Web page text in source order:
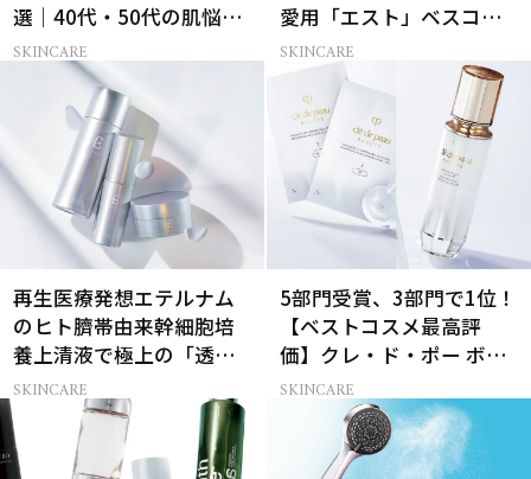
選｜40代・50代の肌悩み
別まとめ
SKINCARE
愛用「エスト」ベスコス
受賞コスメ
SKINCARE
再生医療発想エテルナム
のヒト臍帯由来幹細胞培
養上清液で極上の「透明
感ハリ肌」へ
SKINCARE
5部門受賞、3部門で1位！
【ベストコスメ最高評
価】クレ・ド・ポー ボー
テの名品中の名品とは？
SKINCARE